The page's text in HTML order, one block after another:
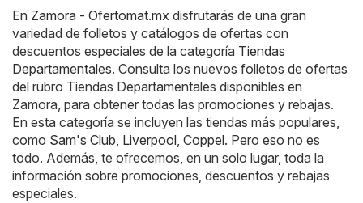
En Zamora - Ofertomat.mx disfrutarás de una gran
variedad de folletos y catálogos de ofertas con
descuentos especiales de la categoría Tiendas
Departamentales. Consulta los nuevos folletos de ofertas
del rubro Tiendas Departamentales disponibles en
Zamora, para obtener todas las promociones y rebajas.
En esta categoría se incluyen las tiendas más populares,
como Sam's Club, Liverpool, Coppel. Pero eso no es
todo. Además, te ofrecemos, en un solo lugar, toda la
información sobre promociones, descuentos y rebajas
especiales.